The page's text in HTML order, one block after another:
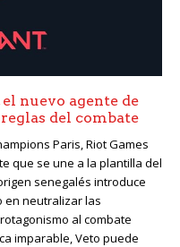
nuevo agente de
del combate
Paris, Riot Games
que se une a la plantilla del
senegalés introduce
en neutralizar las
al combate
imparable, Veto puede